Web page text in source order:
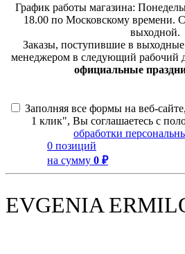
График работы магазина:
18.00 по Московскому времени.
выходной.
Заказы, поступившие в
менеджером в следующий рабочий
официальные
Заполняя все формы на веб-
1 клик", Вы соглашаетесь с
обработки
0 позиций
на сумму 0 ₽
EVGENIA